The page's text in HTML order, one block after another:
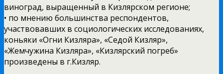
виноград, выращенный в Кизлярском регионе;
• по мнению большинства респондентов,
участвовавших в социологических исследованиях,
коньяки «Огни Кизляра», «Седой Кизляр»,
«Жемчужина Кизляра», «Кизлярский погреб»
произведены в г.Кизляр.